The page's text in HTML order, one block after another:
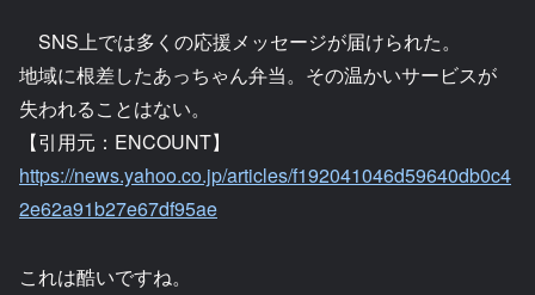
SNS上では多くの応援メッセージが届けられた。
地域に根差したあっちゃん弁当。その温かいサービスが
失われることはない。
【引用元：ENCOUNT】
https://news.yahoo.co.jp/articles/f192041046d59640db0c4
2e62a91b27e67df95ae
これは酷いですね。